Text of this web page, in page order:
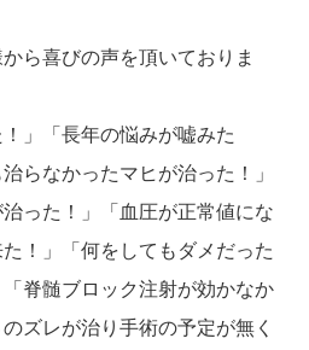
ら喜びの声を頂いておりま
」「長年の悩みが嘘みた
らなかったマヒが治った！」
治った！」「血圧が正常値にな
！」「何をしてもダメだった
脊髄ブロック注射が効かなか
ズレが治り手術の予定が無く